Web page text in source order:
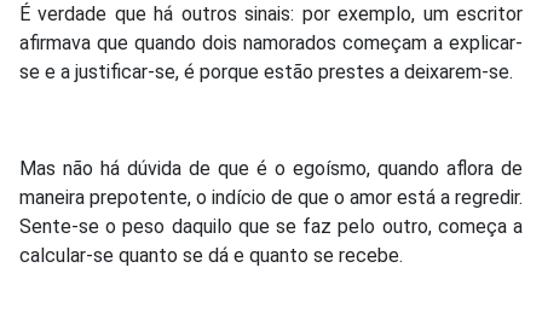
É verdade que há outros sinais: por exemplo, um escritor
afirmava que quando dois namorados começam a explicar-
se e a justificar-se, é porque estão prestes a deixarem-se.
Mas não há dúvida de que é o egoísmo, quando aflora de
maneira prepotente, o indício de que o amor está a regredir.
Sente-se o peso daquilo que se faz pelo outro, começa a
calcular-se quanto se dá e quanto se recebe.